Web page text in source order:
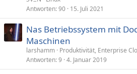
Antworten 90 15. Juli 2021
Nas Betriebssystem mit
Maschinen
larshamm Produktivität, Enterprise
Antworten 9 4. Januar 2019